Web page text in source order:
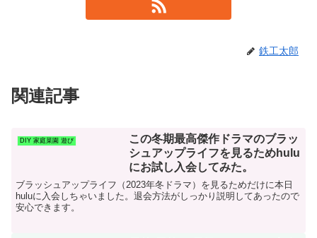
鉄工太郎
関連記事
DIY 家庭菜園 遊び
この冬期最高傑作ドラマのブラッ
シュアップライフを見るためhulu
にお試し入会してみた。
ブラッシュアップライフ（2023年冬ドラマ）を見るためだけに本日
huluに入会しちゃいました。退会方法がしっかり説明してあったので
安心できます。